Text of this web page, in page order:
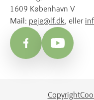
1609 København V
Mail: peje@lf.dk, eller
FacebookYouTube
Copyright